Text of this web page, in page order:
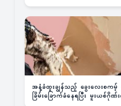
အနံ့ခံထူးချွန်သည့် ခွေးလေးစက
ခြိမ်းခြောက်ခံနေရပြီး မူးယစ်